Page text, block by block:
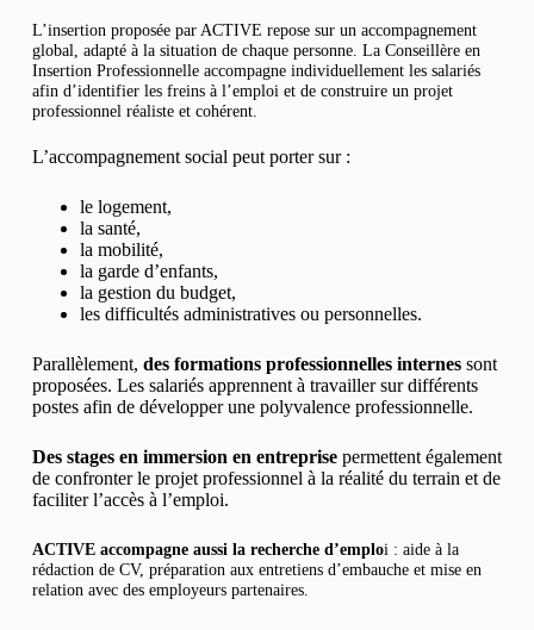
L’insertion proposée par ACTIVE repose sur un accompagnement
global, adapté à la situation de chaque personne. La Conseillère en
Insertion Professionnelle accompagne individuellement les salariés
afin d’identifier les freins à l’emploi et de construire un projet
professionnel réaliste et cohérent.
L’accompagnement social peut porter sur :
le logement,
la santé,
la mobilité,
la garde d’enfants,
la gestion du budget,
les difficultés administratives ou personnelles.
Parallèlement, des formations professionnelles internes sont
proposées. Les salariés apprennent à travailler sur différents
postes afin de développer une polyvalence professionnelle.
Des stages en immersion en entreprisepermettent également
de confronter le projet professionnel à la réalité du terrain et de
faciliter l’accès à l’emploi.
ACTIVE accompagne aussi la recherche d’emploi : aide à la
rédaction de CV, préparation aux entretiens d’embauche et mise en
relation avec des employeurs partenaires.